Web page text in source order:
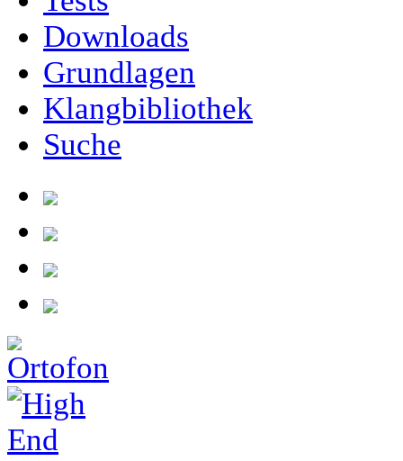
Downloads
Grundlagen
Klangbibliothek
Suche